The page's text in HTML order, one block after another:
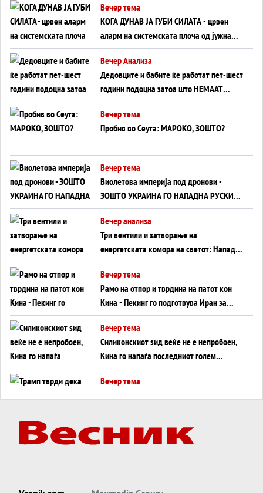
Вечер тема
КОГА ДУНАВ ЈА ГУБИ СИЛАТА - црвен
аларм на системската плоча од јужна
Германија до Црното Море...
Вечер Анализа
Дедовците и бабите ќе работат пет-шест
години подоцна затоа што НЕМААТ
ВНУЦИ ДА ГИ ЗАМЕНАТ
Вечер тема
Пробив во Сеута: МАРОКО, ЗОШТО?
Вечер тема
Виолетова империја под дронови -
ЗОШТО УКРАИНА ГО НАПАДНА РУСКИОТ
WILDBERRIES
Вечер анализа
Три вентили и затворање на
енергетската комора на светот: Нападот
во Суец најавува глобален енергетски
инфаркт?
Вечер тема
Рамо на отпор и тврдина на патот кон
Кина - Пекинг го подготвува Иран за
американска копнена инвазија
Вечер тема
Силиконскиот ѕид веќе не е непробоен,
Кина го напаѓа последниот голем
монопол на Западот?
Вечер тема
Вечер тема
ДЛАБОКО УДОЛУ: Сметководствените
Вечер тема